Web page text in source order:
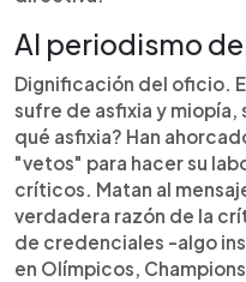
Al periodismo
Dignificación del oficio.
sufre de asfixia y
qué asfixia? Han
"vetos" para hacer su
críticos. Matan al
verdadera razón de la
de credenciales -algo
en Olímpicos,